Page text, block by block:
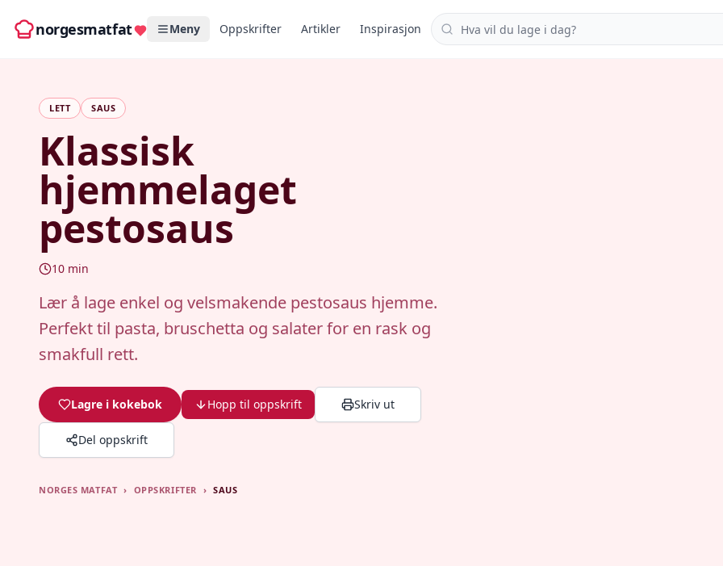
norgesmatfat Meny Oppskrifter Artikler Inspirasjon Søk i oppskrifter
LETT SAUS
Klassisk
hjemmelaget
pestosaus
10 min
Lær å lage enkel og velsmakende pestosaus hjemme.
Perfekt til pasta, bruschetta og salater for en rask og
smakfull rett.
Lagre i kokebok Hopp til oppskrift Skriv ut
Del oppskrift
NORGES MATFAT › OPPSKRIFTER › SAUS